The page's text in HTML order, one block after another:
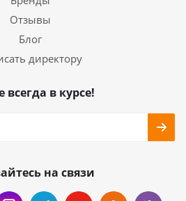
Отзывы
Блог
директору
всегда в курсе!
на связи